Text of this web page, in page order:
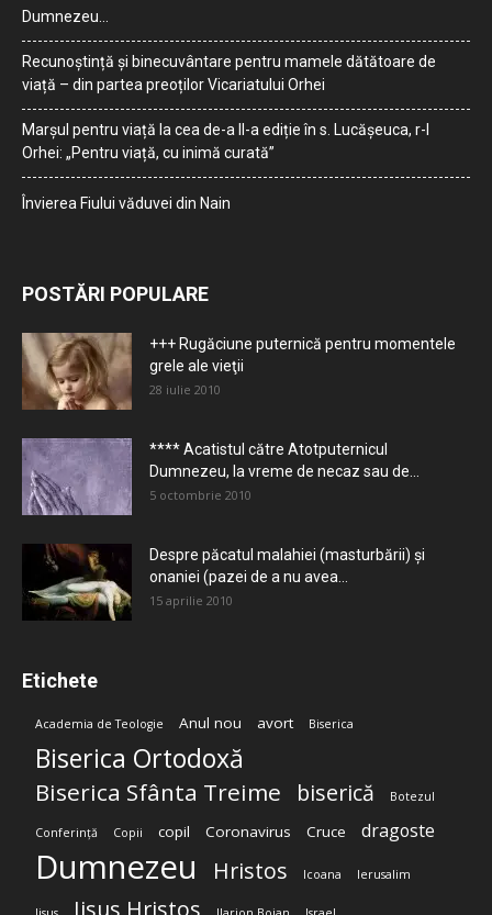
Dumnezeu…
Recunoștință și binecuvântare pentru mamele dătătoare de
viață – din partea preoților Vicariatului Orhei
Marșul pentru viață la cea de-a II-a ediție în s. Lucășeuca, r-l
Orhei: „Pentru viață, cu inimă curată”
Învierea Fiului văduvei din Nain
POSTĂRI POPULARE
+++ Rugăciune puternică pentru momentele
grele ale vieţii
28 iulie 2010
**** Acatistul către Atotputernicul
Dumnezeu, la vreme de necaz sau de...
5 octombrie 2010
Despre păcatul malahiei (masturbării) şi
onaniei (pazei de a nu avea...
15 aprilie 2010
Etichete
Academia de Teologie Anul nou avort Biserica
Biserica Ortodoxă
Biserica Sfânta Treime biserică Botezul
Conferință Copii copil Coronavirus Cruce dragoste
Dumnezeu Hristos Icoana Ierusalim